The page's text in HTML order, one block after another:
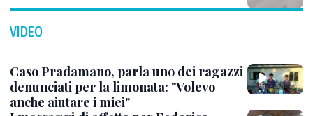
VIDEO
Caso Pradamano, parla uno dei ragazzi
denunciati per la limonata: "Volevo
anche aiutare i miei"